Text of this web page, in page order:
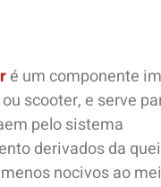
é um componente
scooter, e serve
pelo sistema
derivados da
nocivos ao